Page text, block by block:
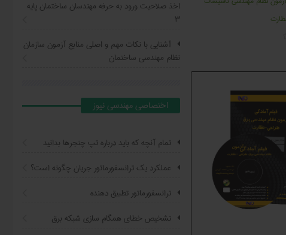
اخذ صلاحیت ورود به حرفه مهندسان ساختمان پایه
۳
آشنایی با نکات مهم و اصلی منابع آزمون سازمان
نظام مهندسی ساختمان
اختصاصي مهندسي نيوز
تمام آنچه که باید درباره تپ چنجرها بدانید
عملکرد یک ترانسفورماتور جریان چگونه است؟
ترانسفورماتور تطبیق دهنده
تشخیص خطای همگام سازی شبکه برق